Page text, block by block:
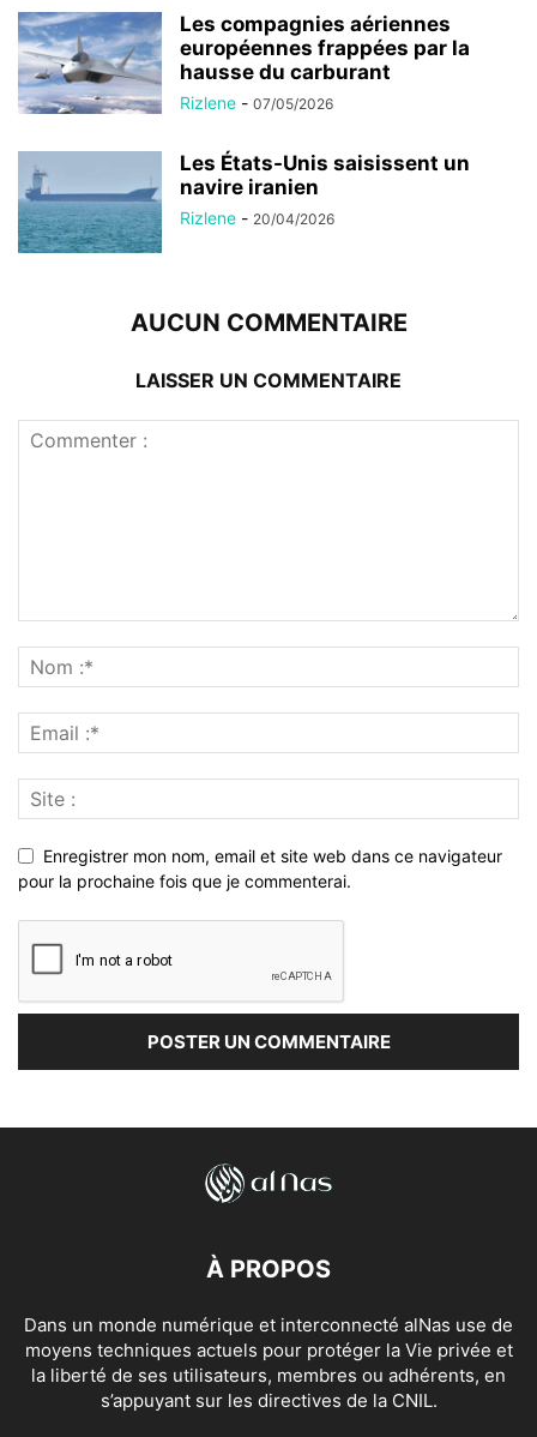
Les compagnies aériennes
européennes frappées par la
hausse du carburant
Rizlene - 07/05/2026
Les États-Unis saisissent un
navire iranien
Rizlene - 20/04/2026
AUCUN COMMENTAIRE
LAISSER UN COMMENTAIRE
Enregistrer mon nom, email et site web dans ce navigateur
pour la prochaine fois que je commenterai.
À PROPOS
Dans un monde numérique et interconnecté alNas use de
moyens techniques actuels pour protéger la Vie privée et
la liberté de ses utilisateurs, membres ou adhérents, en
s’appuyant sur les directives de la CNIL.